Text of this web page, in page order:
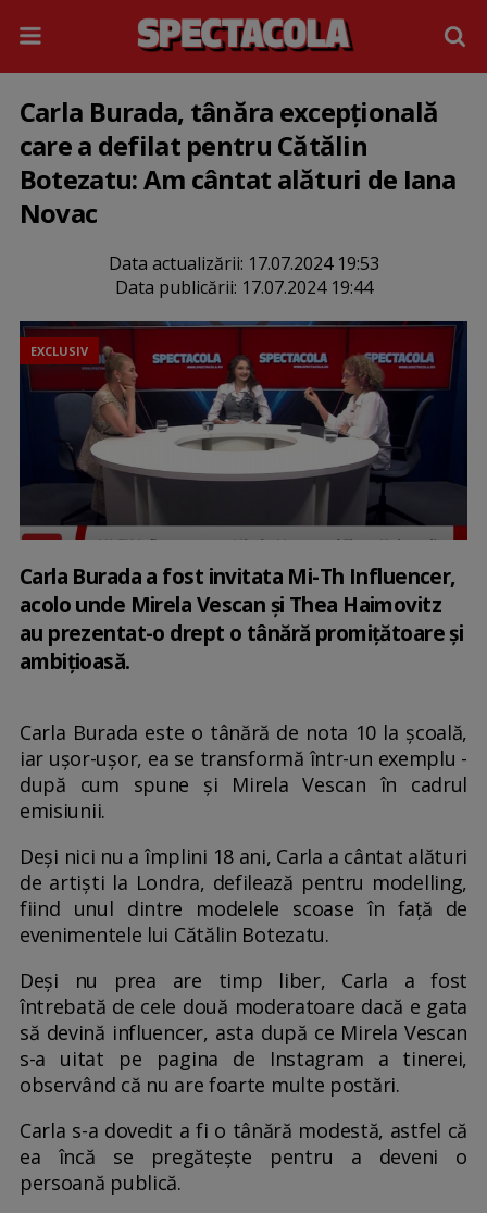
Carla Burada, tânăra excepțională
care a defilat pentru Cătălin
Botezatu: Am cântat alături de Iana
Novac
Data actualizării: 17.07.2024 19:53
Data publicării: 17.07.2024 19:44
EXCLUSIV
Carla Burada a fost invitata Mi-Th Influencer,
acolo unde Mirela Vescan și Thea Haimovitz
au prezentat-o drept o tânără promițătoare și
ambițioasă.
Carla Burada este o tânără de nota 10 la școală,
iar ușor-ușor, ea se transformă într-un exemplu -
după cum spune și Mirela Vescan în cadrul
emisiunii.
Deși nici nu a împlini 18 ani, Carla a cântat alături
de artiști la Londra, defilează pentru modelling,
fiind unul dintre modelele scoase în față de
evenimentele lui Cătălin Botezatu.
Deși nu prea are timp liber, Carla a fost
întrebată de cele două moderatoare dacă e gata
să devină influencer, asta după ce Mirela Vescan
s-a uitat pe pagina de Instagram a tinerei,
observând că nu are foarte multe postări.
Carla s-a dovedit a fi o tânără modestă, astfel că
ea încă se pregătește pentru a deveni o
persoană publică.